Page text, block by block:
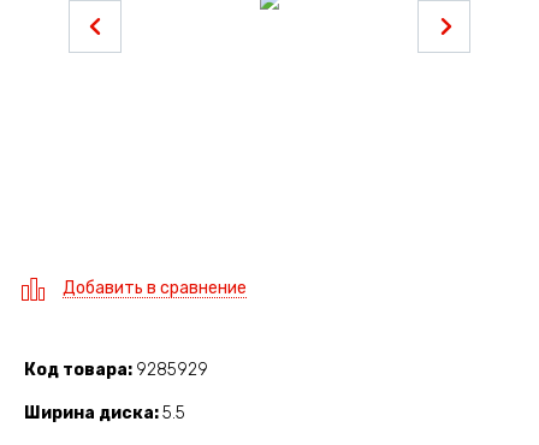
Добавить в сравнение
Код товара 9285929
Ширина диска 5.5